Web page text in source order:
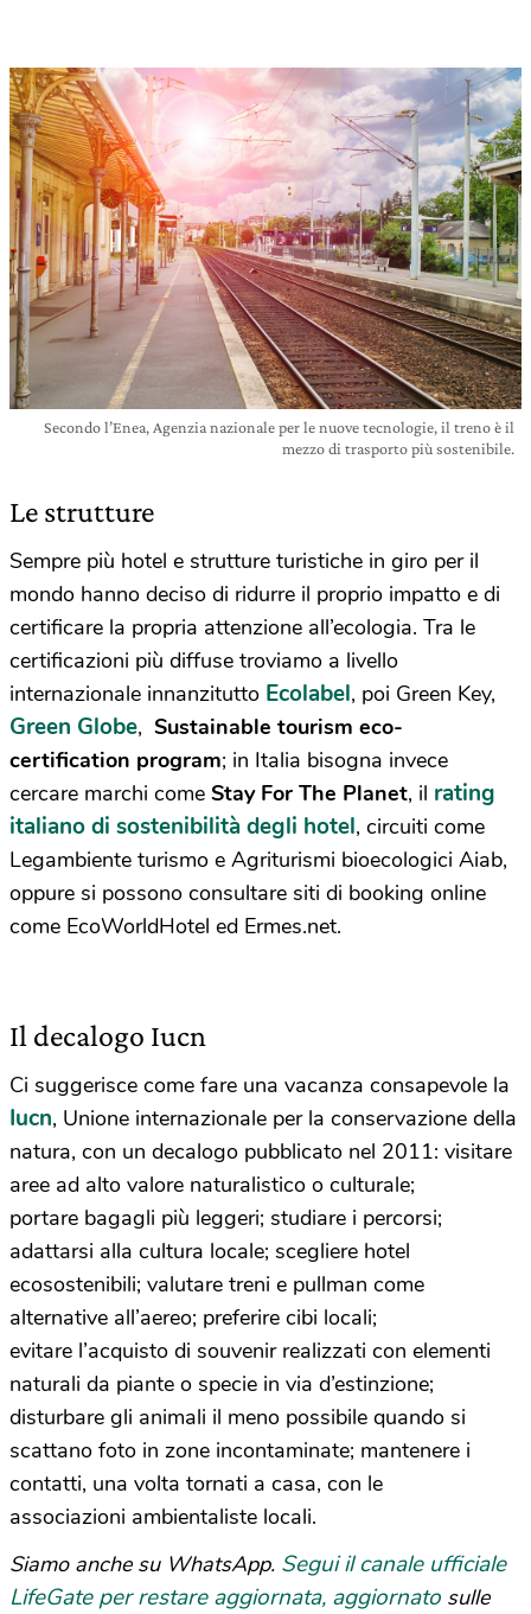
Secondo l’Enea, Agenzia nazionale per le nuove tecnologie, il treno è il
mezzo di trasporto più sostenibile.
Le strutture
Sempre più hotel e strutture turistiche in giro per il
mondo hanno deciso di ridurre il proprio impatto e di
certificare la propria attenzione all’ecologia. Tra le
certificazioni più diffuse troviamo a livello
internazionale innanzitutto Ecolabel, poi Green Key,
Green Globe, Sustainable tourism eco-
certification program; in Italia bisogna invece
cercare marchi come Stay For The Planet, il rating
italiano di sostenibilità degli hotel, circuiti come
Legambiente turismo e Agriturismi bioecologici Aiab,
oppure si possono consultare siti di booking online
come EcoWorldHotel ed Ermes.net.
Il decalogo Iucn
Ci suggerisce come fare una vacanza consapevole la
Iucn, Unione internazionale per la conservazione della
natura, con un decalogo pubblicato nel 2011: visitare
aree ad alto valore naturalistico o culturale;
portare bagagli più leggeri; studiare i percorsi;
adattarsi alla cultura locale; scegliere hotel
ecosostenibili; valutare treni e pullman come
alternative all’aereo; preferire cibi locali;
evitare l’acquisto di souvenir realizzati con elementi
naturali da piante o specie in via d’estinzione;
disturbare gli animali il meno possibile quando si
scattano foto in zone incontaminate; mantenere i
contatti, una volta tornati a casa, con le
associazioni ambientaliste locali.
Siamo anche su WhatsApp. Segui il canale ufficiale
LifeGate per restare aggiornata, aggiornato sulle